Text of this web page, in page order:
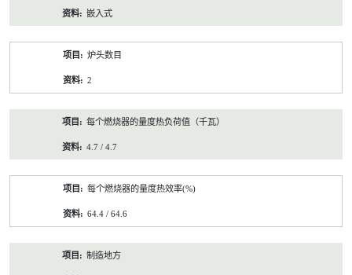
嵌入式
炉头数目
2
每个燃烧器的量度热负荷值（千瓦）
4.7 / 4.7
每个燃烧器的量度热效率(%)
64.4 / 64.6
制造地方